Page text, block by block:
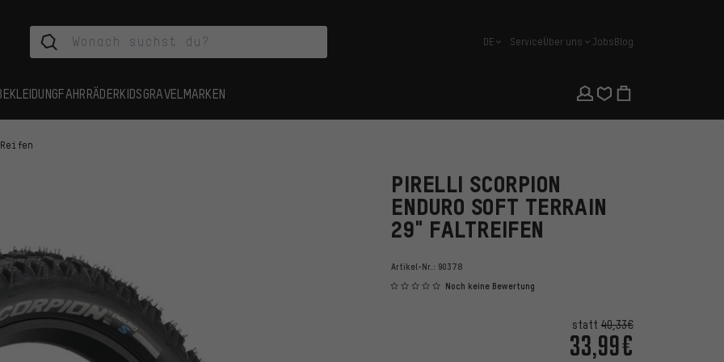
Deutsch
DE ServiceÜber uns JobsBlog
FAHRRÄDERKIDSGRAVEL MARKEN
PIRELLI SCORPION
ENDURO SOFT TERRAIN
29" FALTREIFEN
Artikel-Nr.: 90378
Noch keine Bewertung
statt 40,33€
33,99€